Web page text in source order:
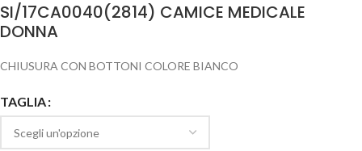
SI/17CA0040(2814) CAMICE MEDICALE
DONNA
CHIUSURA CON BOTTONI COLORE BIANCO
TAGLIA